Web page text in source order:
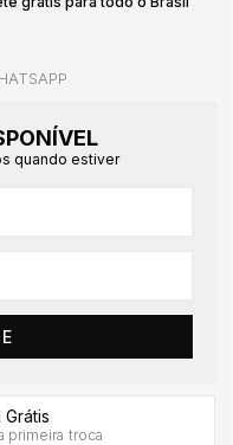
quando estiver
primeira troca